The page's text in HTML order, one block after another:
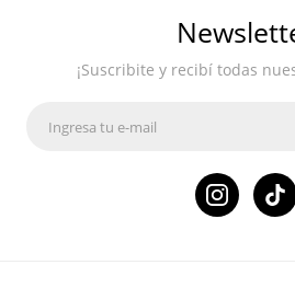
¡Suscribite y recibí todas
